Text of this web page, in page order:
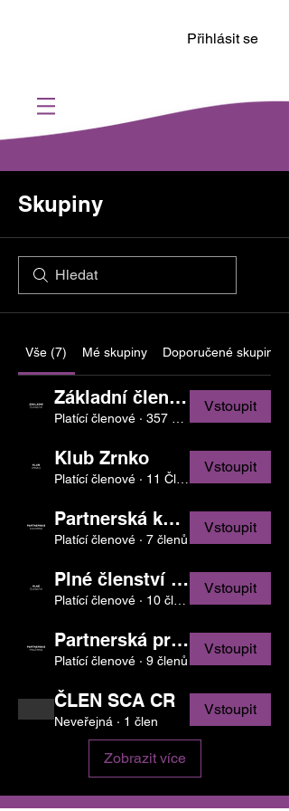
Přihlásit se
Skupiny
Vše (7) Mé skupiny Doporučené skupiny
Základní člen SCA CR
Platící členové · 357 Členové
Vstoupit
Klub Zrnko
Platící členové · 11 Členové
Vstoupit
Partnerská kavárna
Platící členové · 7 členů
Vstoupit
Plné členství SCA CR
Platící členové · 10 členů
Vstoupit
Partnerská pražírna
Platící členové · 9 členů
Vstoupit
ČLEN SCA CR
Neveřejná · 1 člen
Vstoupit
Zobrazit více